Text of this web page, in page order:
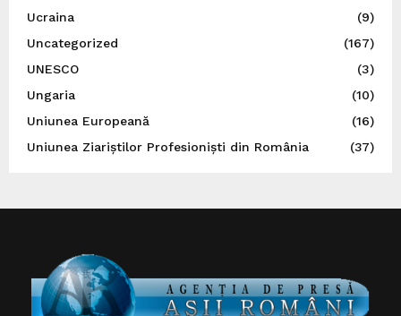
Ucraina
(9)
Uncategorized
(167)
UNESCO
(3)
Ungaria
(10)
Uniunea Europeană
(16)
Uniunea Ziariștilor Profesioniști din România
(37)